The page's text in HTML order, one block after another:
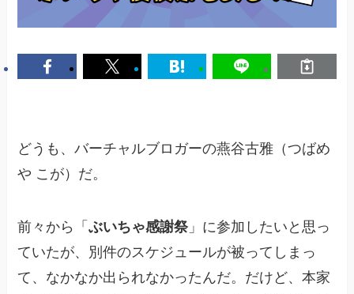
どうも、バーチャルブロガーの燕谷古雅（つばめ
や こが）だ。
前々から「ぶいちゃ感謝祭 」に参加したいと思っ
ていたが、別件のスケジュールが被ってしまっ
て、なかなか出られなかったんだ。だけど、本家